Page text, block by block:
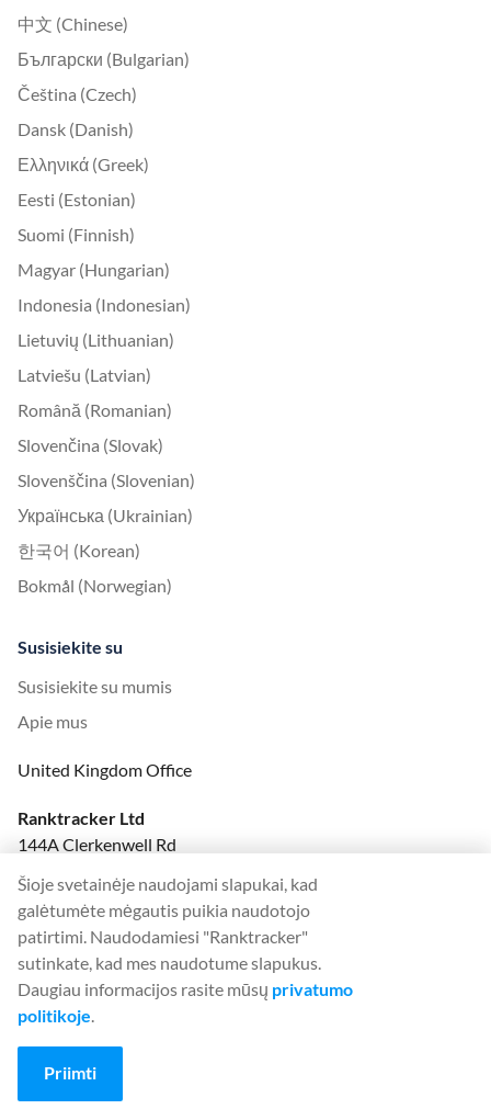
中文 (Chinese)
Български (Bulgarian)
Čeština (Czech)
Dansk (Danish)
Ελληνικά (Greek)
Eesti (Estonian)
Suomi (Finnish)
Magyar (Hungarian)
Indonesia (Indonesian)
Lietuvių (Lithuanian)
Latviešu (Latvian)
Română (Romanian)
Slovenčina (Slovak)
Slovenščina (Slovenian)
Українська (Ukrainian)
한국어 (Korean)
Bokmål (Norwegian)
Susisiekite su
Susisiekite su mumis
Apie mus
United Kingdom Office
Ranktracker Ltd
144A Clerkenwell Rd
Company No: 08820809
felix@ranktracker.com
2015 -
Šioje svetainėje naudojami slapukai, kad
galėtumėte mėgautis puikia naudotojo
patirtimi. Naudodamiesi "Ranktracker"
sutinkate, kad mes naudotume slapukus.
Daugiau informacijos rasite mūsų privatumo
politikoje.
Priimti